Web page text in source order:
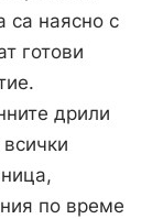
са наясно с
готови
дрили
по време